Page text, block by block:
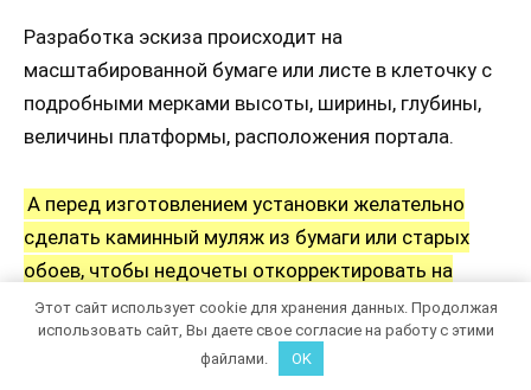
Разработка эскиза происходит на
масштабированной бумаге или листе в клеточку с
подробными мерками высоты, ширины, глубины,
величины платформы, расположения портала.
А перед изготовлением установки желательно
сделать каминный муляж из бумаги или старых
обоев, чтобы недочеты откорректировать на
начальном этапе.Наличие проекта поможет
избежать ошибок при монтаже
фальшконструкции.
Этот сайт использует cookie для хранения данных. Продолжая
использовать сайт, Вы даете свое согласие на работу с этими
файлами.
OK